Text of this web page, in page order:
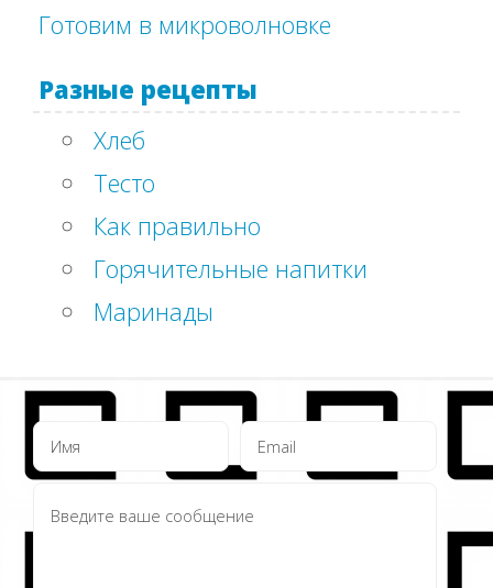
Готовим в микроволновке
Разные рецепты
Хлеб
Тесто
Как правильно
Горячительные напитки
Маринады